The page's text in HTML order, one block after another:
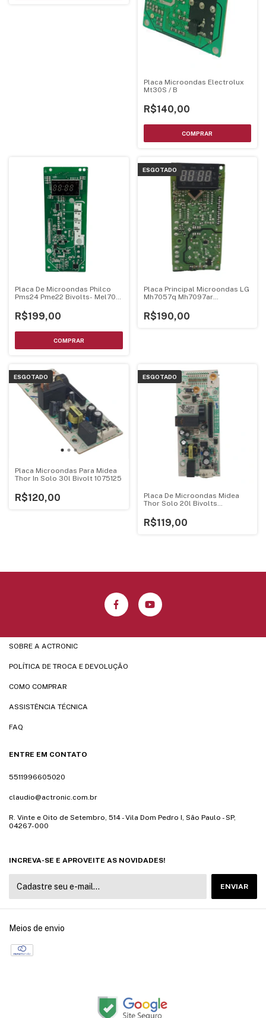
Placa Microondas Electrolux
Mt30S / B
R$140,00
Placa De Microondas Philco
Pms24 Pme22 Bivolts- Mel705
R$199,00
ESGOTADO
Placa Principal Microondas LG
Mh7057q Mh7097ar
R$190,00
ESGOTADO
Placa Microondas Para Midea
Thor In Solo 30l Bivolt 1075125
R$120,00
ESGOTADO
Placa De Microondas Midea
Thor Solo 20l Bivolts
R$119,00
SOBRE A ACTRONIC
POLÍTICA DE TROCA E DEVOLUÇÃO
COMO COMPRAR
ASSISTÊNCIA TÉCNICA
FAQ
ENTRE EM CONTATO
5511996605020
claudio@actronic.com.br
R. Vinte e Oito de Setembro, 514 - Vila Dom Pedro I, São Paulo - SP,
04267-000
INCREVA-SE E APROVEITE AS NOVIDADES!
Meios de envio